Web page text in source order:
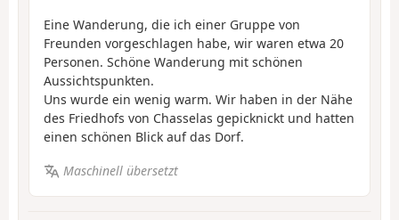
Eine Wanderung, die ich einer Gruppe von
Freunden vorgeschlagen habe, wir waren etwa 20
Personen. Schöne Wanderung mit schönen
Aussichtspunkten.
Uns wurde ein wenig warm. Wir haben in der Nähe
des Friedhofs von Chasselas gepicknickt und hatten
einen schönen Blick auf das Dorf.
Maschinell übersetzt